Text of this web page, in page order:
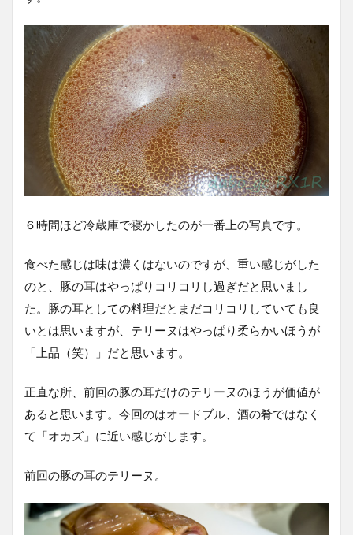
６時間ほど冷蔵庫で寝かしたのが一番上の写真です。
食べた感じは味は濃くはないのですが、重い感じがした
のと、豚の耳はやっぱりコリコリし過ぎだと思いまし
た。豚の耳としての料理だとまだコリコリしていても良
いとは思いますが、テリーヌはやっぱり柔らかいほうが
「上品（笑）」だと思います。
正直な所、前回の豚の耳だけのテリーヌのほうが価値が
あると思います。今回のはオードブル、酒の肴ではなく
て「オカズ」に近い感じがします。
前回の豚の耳のテリーヌ。